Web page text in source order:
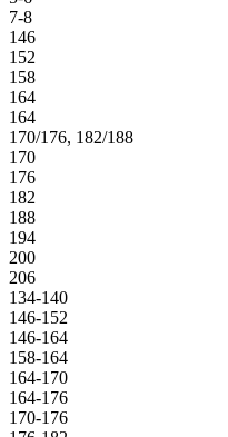
7-8
146
152
158
164
164
170/176, 182/188
170
176
182
188
194
200
206
134-140
146-152
146-164
158-164
164-170
164-176
170-176